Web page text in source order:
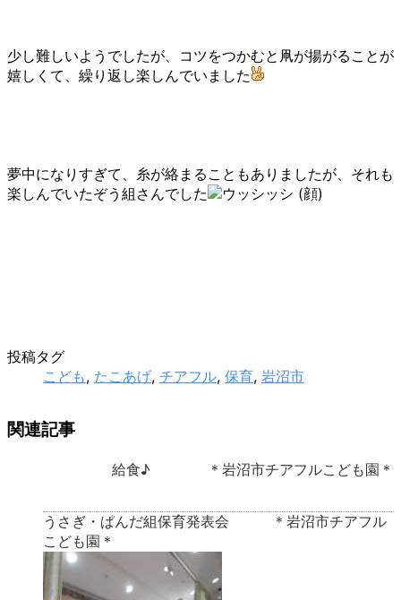
少し難しいようでしたが、コツをつかむと凧が揚がることが
嬉しくて、繰り返し楽しんでいました
夢中になりすぎて、糸が絡まることもありましたが、それも
楽しんでいたぞう組さんでした
投稿タグ
こども, たこあげ, チアフル, 保育, 岩沼市
関連記事
給食♪ ＊岩沼市チアフルこども園＊
うさぎ・ぱんだ組保育発表会 ＊岩沼市チアフル
こども園＊